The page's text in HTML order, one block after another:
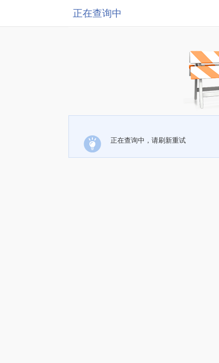
正在查询中
正在查询中，请刷新重试